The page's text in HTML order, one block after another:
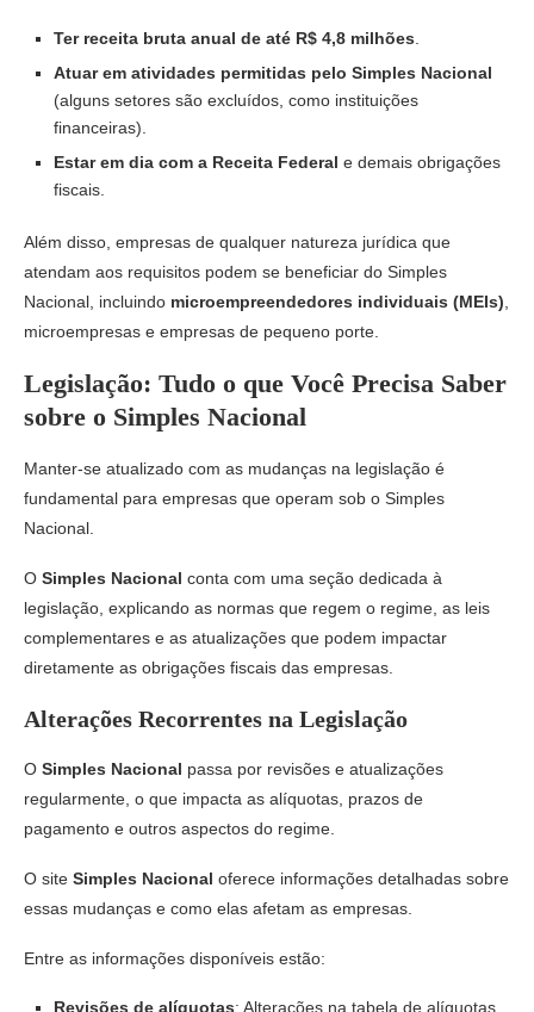
Ter receita bruta anual de até R$ 4,8 milhões
Atuar em atividades permitidas pelo Simples Nacional
(alguns setores são excluídos, como instituições
financeiras).
Estar em dia com a Receita Federal e demais obrigações
fiscais.
Além disso, empresas de qualquer natureza jurídica que
atendam aos requisitos podem se beneficiar do Simples
Nacional, incluindo microempreendedores individuais (MEIs)
microempresas e empresas de pequeno porte.
Legislação: Tudo o que Você Precisa Saber
sobre o Simples Nacional
Manter-se atualizado com as mudanças na legislação é
fundamental para empresas que operam sob o Simples
Nacional.
O Simples Nacional conta com uma seção dedicada à
legislação, explicando as normas que regem o regime, as leis
complementares e as atualizações que podem impactar
diretamente as obrigações fiscais das empresas.
Alterações Recorrentes na Legislação
O Simples Nacional passa por revisões e atualizações
regularmente, o que impacta as alíquotas, prazos de
pagamento e outros aspectos do regime.
O site Simples Nacional oferece informações detalhadas sobre
essas mudanças e como elas afetam as empresas.
Entre as informações disponíveis estão:
Revisões de alíquotas: Alterações na tabela de alíquotas,